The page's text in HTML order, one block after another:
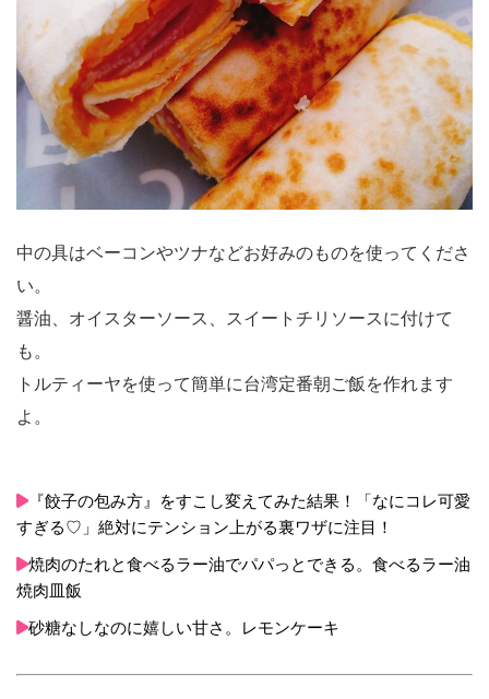
中の具はベーコンやツナなどお好みのものを使ってくださ
い。
醤油、オイスターソース、スイートチリソースに付けて
も。
トルティーヤを使って簡単に台湾定番朝ご飯を作れます
よ。
『餃子の包み方』をすこし変えてみた結果！「なにコレ可愛
すぎる♡」絶対にテンション上がる裏ワザに注目！
焼肉のたれと食べるラー油でパパっとできる。食べるラー油
焼肉皿飯
砂糖なしなのに嬉しい甘さ。レモンケーキ